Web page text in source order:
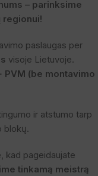
– parinksime
regionui!
paslaugas per
visoje Lietuvoje.
PVM (be montavimo
ir atstumo tarp
blokų.
kad pageidaujate
tinkamą meistrą